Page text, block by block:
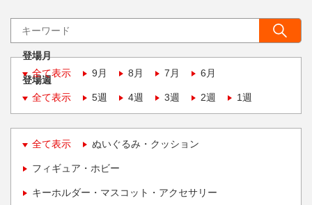
登場月
全て表示
9月 8月 7月 6月
登場週
全て表示
5週 4週 3週 2週 1週
全て表示 ぬいぐるみ・クッション
フィギュア・ホビー
キーホルダー・マスコット・アクセサリー